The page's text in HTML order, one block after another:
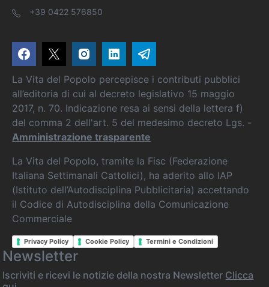
+39 0422 576850
La Vita del Popolo percepisce i contributi pubblici
all’editoria di cui al decreto legislativo 15 maggio
2017, n. 70. Indicazione resa ai sensi della lettera f)
del comma 2 dell'art. 5 del medesimo decreto Lgs. -
Amministrazione trasparente
La Vita del Popolo, tramite la Fisc (Federazione
Italiana Settimanali Cattolici), ha aderito allo IAP
(Istituto dell’Autodisciplina Pubblicitaria) accettando
il Codice di Autodisciplina della Comunicazione
Commerciale
Privacy Policy Cookie Policy Termini e Condizioni
Newsletter
Iscriviti e ricevi le notizie della nostra Newsletter Clicca